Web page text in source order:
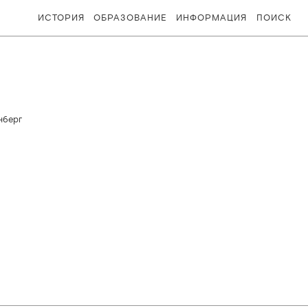
ИСТОРИЯ ОБРАЗОВАНИЕ ИНФОРМАЦИЯ ПОИСК